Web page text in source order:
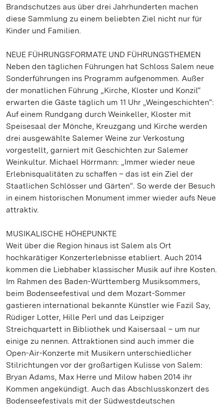
Brandschutzes aus über drei Jahrhunderten machen
diese Sammlung zu einem beliebten Ziel nicht nur für
Kinder und Familien.
NEUE FÜHRUNGSFORMATE UND FÜHRUNGSTHEMEN
Neben den täglichen Führungen hat Schloss Salem neue
Sonderführungen ins Programm aufgenommen. Außer
der monatlichen Führung „Kirche, Kloster und Konzil“
erwarten die Gäste täglich um 11 Uhr „Weingeschichten“:
Auf einem Rundgang durch Weinkeller, Kloster mit
Speisesaal der Mönche, Kreuzgang und Kirche werden
drei ausgewählte Salemer Weine zur Verkostung
vorgestellt, garniert mit Geschichten zur Salemer
Weinkultur. Michael Hörrmann: „Immer wieder neue
Erlebnisqualitäten zu schaffen – das ist ein Ziel der
Staatlichen Schlösser und Gärten“. So werde der Besuch
in einem historischen Monument immer wieder aufs Neue
attraktiv.
MUSIKALISCHE HÖHEPUNKTE
Weit über die Region hinaus ist Salem als Ort
hochkarätiger Konzerterlebnisse etabliert. Auch 2014
kommen die Liebhaber klassischer Musik auf ihre Kosten.
Im Rahmen des Baden-Württemberg Musiksommers,
beim Bodenseefestival und dem Mozart-Sommer
gastieren international bekannte Künstler wie Fazil Say,
Rüdiger Lotter, Hille Perl und das Leipziger
Streichquartett in Bibliothek und Kaisersaal – um nur
einige zu nennen. Attraktionen sind auch immer die
Open-Air-Konzerte mit Musikern unterschiedlicher
Stilrichtungen vor der großartigen Kulisse von Salem:
Bryan Adams, Max Herre und Milow haben 2014 ihr
Kommen angekündigt. Auch das Abschlusskonzert des
Bodenseefestivals mit der Südwestdeutschen